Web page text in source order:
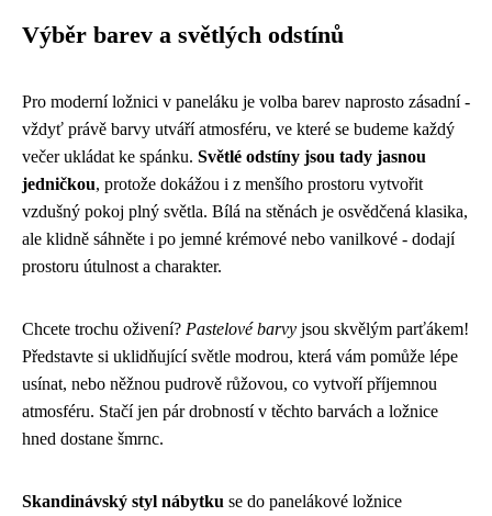
Výběr barev a světlých odstínů
Pro moderní ložnici v paneláku je volba barev naprosto zásadní -
vždyť právě barvy utváří atmosféru, ve které se budeme každý
večer ukládat ke spánku. Světlé odstíny jsou tady jasnou
jedničkou, protože dokážou i z menšího prostoru vytvořit
vzdušný pokoj plný světla. Bílá na stěnách je osvědčená klasika,
ale klidně sáhněte i po jemné krémové nebo vanilkové - dodají
prostoru útulnost a charakter.
Chcete trochu oživení? Pastelové barvy jsou skvělým parťákem!
Představte si uklidňující světle modrou, která vám pomůže lépe
usínat, nebo něžnou pudrově růžovou, co vytvoří příjemnou
atmosféru. Stačí jen pár drobností v těchto barvách a ložnice
hned dostane šmrnc.
Skandinávský styl nábytku se do panelákové ložnice